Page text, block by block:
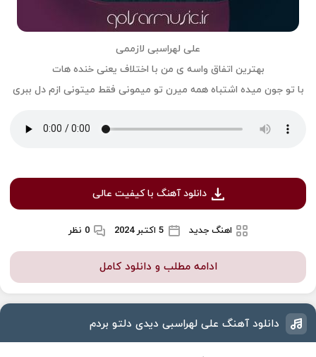
علی لهراسبی لازممی
بهترین اتفاق واسه ی من با اختلاف یعنی خنده هات
با تو جون میده اشتباه همه میرن تو میمونی فقط میتونی ازم دل ببری
دانلود آهنگ با کیفیت عالی
اهنگ جدید 5 اکتبر 2024 0 نظر
ادامه مطلب و دانلود کامل
دانلود آهنگ علی لهراسبی دیدی دلتو بردم